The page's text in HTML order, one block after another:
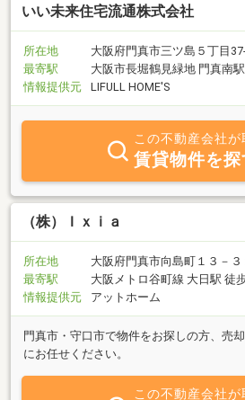
いい未来住宅流通株式会社
所在地
大阪府門真市三ツ島５丁目
最寄駅
大阪市長堀鶴見緑地 門真南
情報提供元
LIFULL HOME'S
この不動産会社が
賃貸物件を探
（株）Ｉｘｉａ
所在地
大阪府門真市向島町１３－３
最寄駅
大阪メトロ谷町線 大日駅 徒
情報提供元
アットホーム
門真市・守口市で物件をお探しの方、売
にお任せください。
この不動産会社が